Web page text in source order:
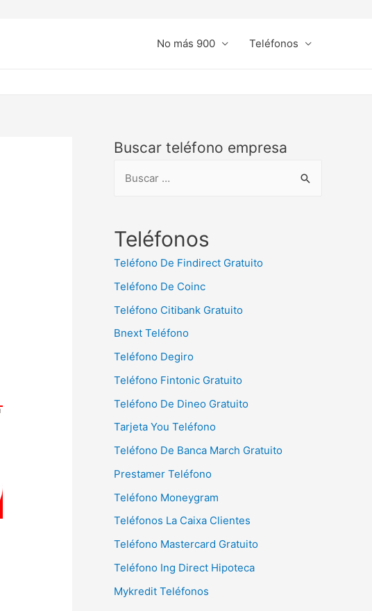
No más 900 Teléfonos
Buscar teléfono empresa
c
Teléfonos
Teléfono De Findirect Gratuito
Teléfono De Coinc
Teléfono Citibank Gratuito
Bnext Teléfono
Teléfono Degiro
Teléfono Fintonic Gratuito
Teléfono De Dineo Gratuito
Tarjeta You Teléfono
Teléfono De Banca March Gratuito
Prestamer Teléfono
Teléfono Moneygram
Teléfonos La Caixa Clientes
Teléfono Mastercard Gratuito
Teléfono Ing Direct Hipoteca
Mykredit Teléfonos